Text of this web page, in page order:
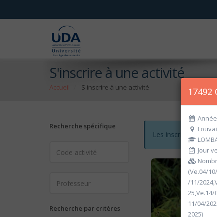
S'inscrire à une activité
Accueil S'inscrire à une activité
Recherche spécifique
Recherche par critères
Les inscriptions
Jour
(Ve.04/
/11/
25,Ve.14/
11/04/
2025)